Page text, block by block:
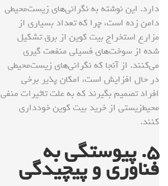
دارد. این نوشته به نگرانی‌های زیست‌محیطی
دامن زده است، چرا که تعداد بسیاری از
مزارع استخراج بیت کوین از برق تشکیل
شده از سوخت‌های فسیلی منفعت گیری
می‌کنند. از آنجا که نگرانی‌های زیست‌محیطی
در حال افزایش است، امکان پذیر برخی
افراد تصمیم بگیرند که به علت تاثیرات منفی
محیط‌زیستی از خرید بیت کوین خودداری
کنند.
۵. پیوستگی به
فناوری و پیچیدگی